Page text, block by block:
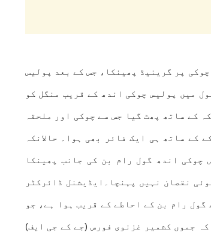
پر گرینیڈ پھینکا، جس کے بعد پولیس
میں پولیس چوکی اندھ کے قریب منگل کو
کے ساتھ پھٹ گیا جس سے چوکی اور ملحقہ
ساتھ ہی ایک فائر بھی ہوا۔ حالانکہ
چوکی اندھ گول رام بن کی جانب پھینکا
نقصان نہیں پہنچا۔ایڈیشنل ڈائرکٹر
رام بن کے احاطے کے قریب ہوا ہے، جو
جموں کشمیر غزنوی فورس (جے کے جی ایف)